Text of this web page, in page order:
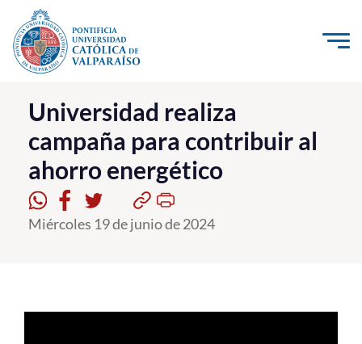
Click acá para ir directamente al contenido
La Universidad
Investigación, Creación e Innovación
PUCV Internacional
Vinculación con el Medio
Universidad realiza
campaña para contribuir al
ahorro energético
Miércoles 19 de junio de 2024